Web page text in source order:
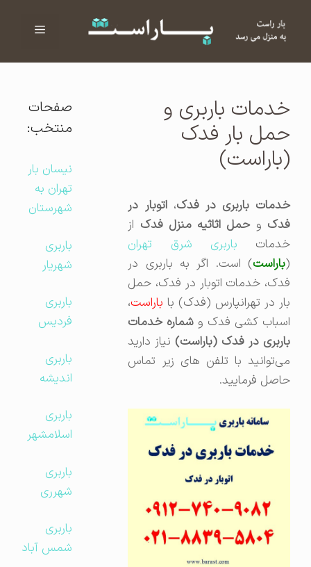
فهرست
خدمات باربری و
حمل بار فدک
(باراست)
خدمات باربری در فدک،اتوبار در
فدکوحمل اثاثیه منزل فدکاز
خدماتباربری شرق تهران
باراست) است. اگر به باربری در
فدک، خدمات اتوبار در فدک، حمل
بار در تهرانپارس (فدک) باباراست،
اسباب کشی فدک وشماره خدمات
باربری در فدک (باراست)نیاز دارید
می‌توانید با تلفن های زیر تماس
حاصل فرمایید.
صفحات
منتخب:
نیسان بار
تهران به
شهرستان
باربری
شهریار
باربری
فردیس
باربری
اندیشه
باربری
اسلامشهر
باربری
شهرری
باربری
شمس آباد